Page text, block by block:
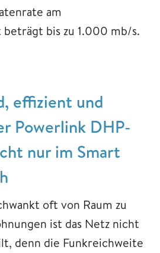
am
bis zu 1.000 mb/s.
effizient und
Powerlink DHP-
nur im Smart
oft von Raum zu
ist das Netz nicht
denn die Funkreichweite